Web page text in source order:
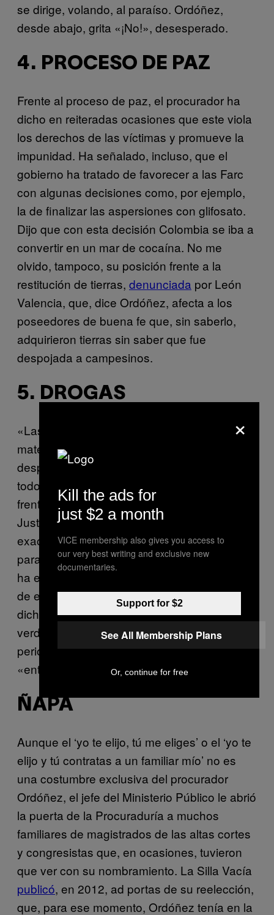
se dirige, volando, al paraíso. Ordóñez,
desde abajo, grita «¡No!», desesperado.
4. PROCESO DE PAZ
Frente al proceso de paz, el procurador ha
dicho en reiteradas ocasiones que este viola
los derechos de las víctimas y promueve la
impunidad. Ha señalado, incluso, que el
gobierno ha tratado de favorecer a las Farc
con algunas decisiones como, por ejemplo,
la de finalizar las aspersiones con glifosato.
Dijo que con esta decisión Colombia se iba a
convertir en un mar de cocaína. No me
olvido, tampoco, su posición frente a la
restitución de tierras, denunciada por León
Valencia, que, dice Ordóñez, afecta a los
poseedores de buena fe que, sin saberlo,
adquirieron tierras sin saber que fue
despojada a campesinos.
5. DROGAS
«Las permanentes flexibilizaciones en esa
materia han generado un aumento
desproporcionado en el consumo drogas con
todos los efectos sociales»,
frente a un fallo de la Corte Suprema de
Justicia que indicaba que dosis mínima era
exactamente lo que necesitaba una persona
para su consumo habitual. El procurador no
ha escondido nunca su rechazo al consumo
de estupefacientes y en varias ocasiones ha
dicho frases tales como que tal «se la fumó
verde» o como cuando dijo que muchos
periodistas se dedicaban a estigmatizarlo
«entre pase y pase y entre porro y porro».
ÑAPA
Aunque el ‘yo te elijo, tú me eliges’ o el ‘yo te
elijo y tú contratas a un familiar mío’ no es
una costumbre exclusiva del procurador
Ordóñez, el jefe del Ministerio Público le abrió
la puerta de la Procuraduría a muchos
familiares de magistrados de las altas cortes
y congresistas que, en ocasiones, tuvieron
que ver con su nombramiento. La Silla Vacía
publicó, en 2012, ad portas de su reelección,
que, para ese momento, Ordóñez tenía en la
×
Kill the ads for
just $2 a month
VICE membership also gives you access to
our very best writing and exclusive new
documentaries.
Support for $2
See All Membership Plans
Or, continue for free